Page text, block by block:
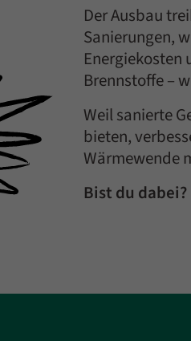
Der Ausbau
Sanierungen,
Energiekosten
Brennstoffe –
Weil sanierte
bieten,
Wärmewende
Bist du dabei?